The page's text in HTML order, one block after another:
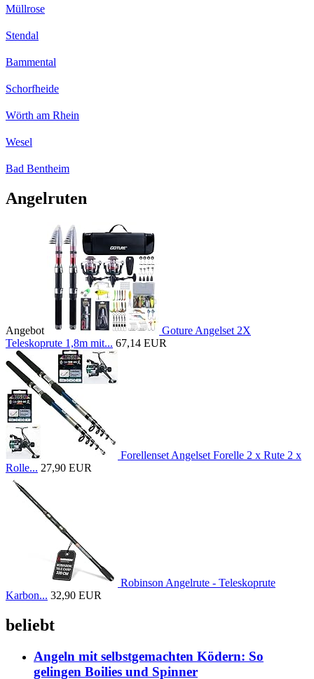
Müllrose
Stendal
Bammental
Schorfheide
Wörth am Rhein
Wesel
Bad Bentheim
Angelruten
Angebot
Goture Angelset 2X
Teleskoprute 1,8m mit... 67,14 EUR
Forellenset Angelset Forelle 2 x Rute 2 x
Rolle... 27,90 EUR
Robinson Angelrute - Teleskoprute
Karbon... 32,90 EUR
beliebt
Angeln mit selbstgemachten Ködern: So
gelingen Boilies und Spinner